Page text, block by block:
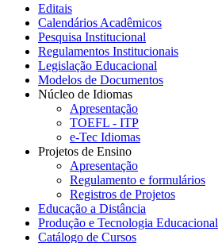
Editais
Calendários Acadêmicos
Pesquisa Institucional
Regulamentos Institucionais
Legislação Educacional
Modelos de Documentos
Núcleo de Idiomas
Apresentação
TOEFL - ITP
e-Tec Idiomas
Projetos de Ensino
Apresentação
Regulamento e formulários
Registros de Projetos
Educação a Distância
Produção e Tecnologia Educacional
Catálogo de Cursos